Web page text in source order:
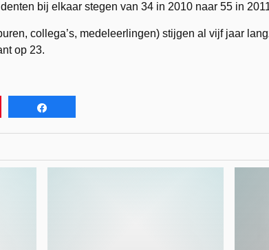
bij elkaar stegen van 34 in 2010 naar 55 in
collega’s, medeleerlingen) stijgen al vijf jaar
op 23.